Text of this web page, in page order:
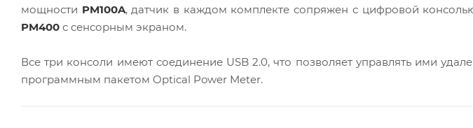
мощности PM100A, датчик в каждом комплекте сопряжен с цифровой
PM400 с сенсорным экраном.
Все три консоли имеют соединение USB 2.0, что позволяет управлять ими
программным пакетом Optical Power Meter.